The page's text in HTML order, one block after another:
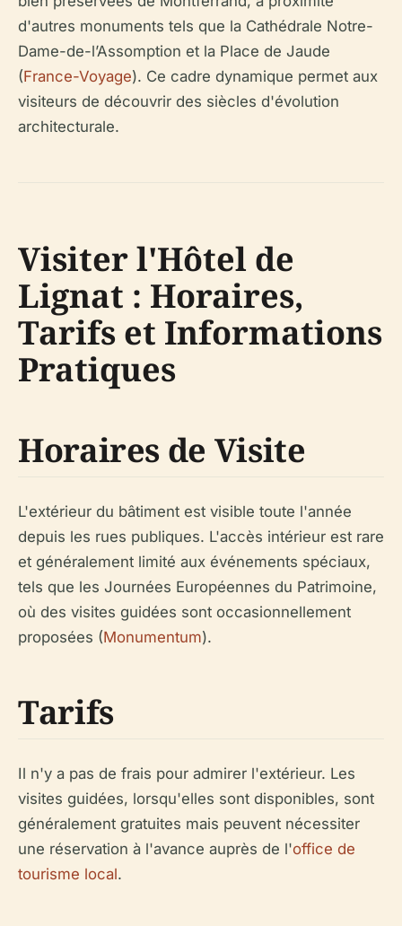
d'autres monuments tels que la Cathédrale Notre-
Dame-de-l’Assomption et la Place de Jaude
(France-Voyage). Ce cadre dynamique permet aux
visiteurs de découvrir des siècles d'évolution
architecturale.
Visiter l'Hôtel de
Lignat : Horaires,
Tarifs et Informations
Pratiques
Horaires de Visite
L'extérieur du bâtiment est visible toute l'année
depuis les rues publiques. L'accès intérieur est rare
et généralement limité aux événements spéciaux,
tels que les Journées Européennes du Patrimoine,
où des visites guidées sont occasionnellement
proposées (Monumentum).
Tarifs
Il n'y a pas de frais pour admirer l'extérieur. Les
visites guidées, lorsqu'elles sont disponibles, sont
généralement gratuites mais peuvent nécessiter
une réservation à l'avance auprès de l'office de
tourisme local.